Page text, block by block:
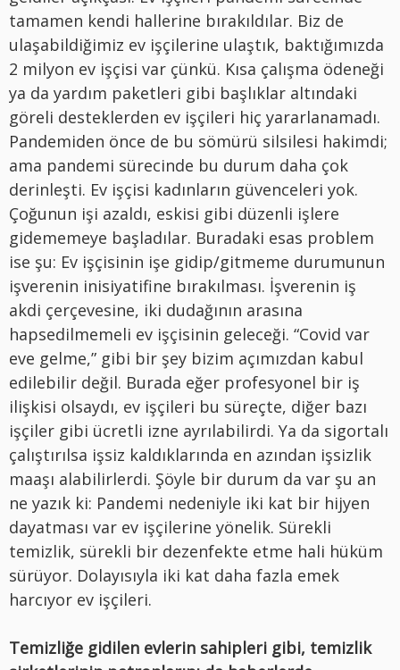
tamamen kendi hallerine bırakıldılar. Biz de
ulaşabildiğimiz ev işçilerine ulaştık, baktığımızda
2 milyon ev işçisi var çünkü. Kısa çalışma ödeneği
ya da yardım paketleri gibi başlıklar altındaki
göreli desteklerden ev işçileri hiç yararlanamadı.
Pandemiden önce de bu sömürü silsilesi hakimdi;
ama pandemi sürecinde bu durum daha çok
derinleşti. Ev işçisi kadınların güvenceleri yok.
Çoğunun işi azaldı, eskisi gibi düzenli işlere
gidememeye başladılar. Buradaki esas problem
ise şu: Ev işçisinin işe gidip/gitmeme durumunun
işverenin inisiyatifine bırakılması. İşverenin iş
akdi çerçevesine, iki dudağının arasına
hapsedilmemeli ev işçisinin geleceği. “Covid var
eve gelme,” gibi bir şey bizim açımızdan kabul
edilebilir değil. Burada eğer profesyonel bir iş
ilişkisi olsaydı, ev işçileri bu süreçte, diğer bazı
işçiler gibi ücretli izne ayrılabilirdi. Ya da sigortalı
çalıştırılsa işsiz kaldıklarında en azından işsizlik
maaşı alabilirlerdi. Şöyle bir durum da var şu an
ne yazık ki: Pandemi nedeniyle iki kat bir hijyen
dayatması var ev işçilerine yönelik. Sürekli
temizlik, sürekli bir dezenfekte etme hali hüküm
sürüyor. Dolayısıyla iki kat daha fazla emek
harcıyor ev işçileri.
Temizliğe gidilen evlerin sahipleri gibi, temizlik